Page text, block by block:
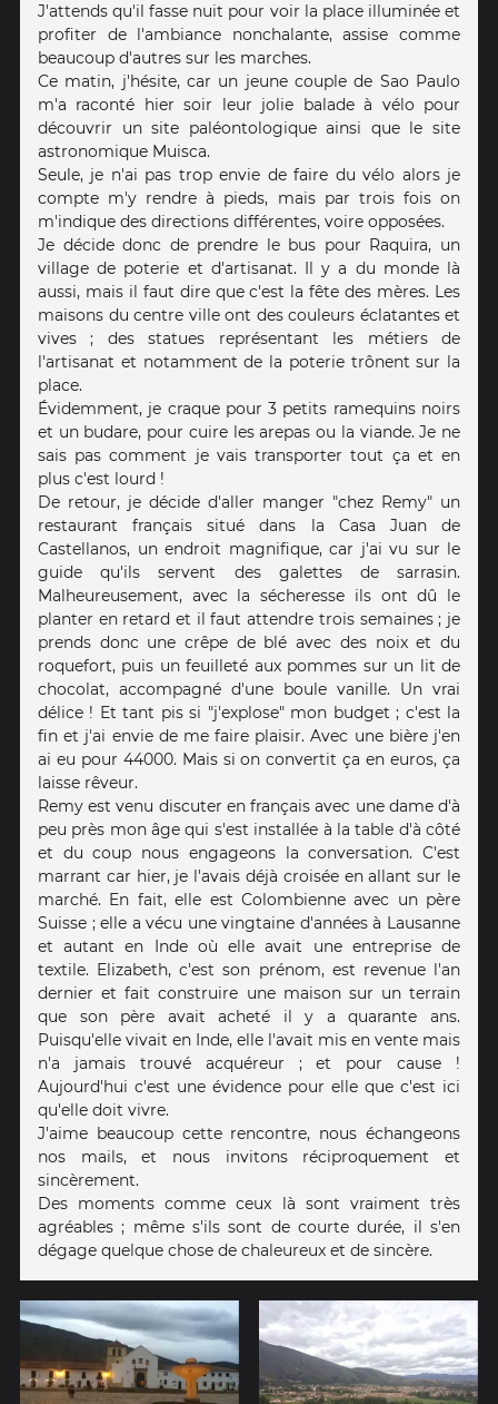
J'attends qu'il fasse nuit pour voir la place illuminée et
profiter de l'ambiance nonchalante, assise comme
beaucoup d'autres sur les marches.
Ce matin, j'hésite, car un jeune couple de Sao Paulo
m'a raconté hier soir leur jolie balade à vélo pour
découvrir un site paléontologique ainsi que le site
astronomique Muisca.
Seule, je n'ai pas trop envie de faire du vélo alors je
compte m'y rendre à pieds, mais par trois fois on
m'indique des directions différentes, voire opposées.
Je décide donc de prendre le bus pour Raquira, un
village de poterie et d'artisanat. Il y a du monde là
aussi, mais il faut dire que c'est la fête des mères. Les
maisons du centre ville ont des couleurs éclatantes et
vives ; des statues représentant les métiers de
l'artisanat et notamment de la poterie trônent sur la
place.
Évidemment, je craque pour 3 petits ramequins noirs
et un budare, pour cuire les arepas ou la viande. Je ne
sais pas comment je vais transporter tout ça et en
plus c'est lourd !
De retour, je décide d'aller manger "chez Remy" un
restaurant français situé dans la Casa Juan de
Castellanos, un endroit magnifique, car j'ai vu sur le
guide qu'ils servent des galettes de sarrasin.
Malheureusement, avec la sécheresse ils ont dû le
planter en retard et il faut attendre trois semaines ; je
prends donc une crêpe de blé avec des noix et du
roquefort, puis un feuilleté aux pommes sur un lit de
chocolat, accompagné d'une boule vanille. Un vrai
délice ! Et tant pis si "j'explose" mon budget ; c'est la
fin et j'ai envie de me faire plaisir. Avec une bière j'en
ai eu pour 44000. Mais si on convertit ça en euros, ça
laisse rêveur.
Remy est venu discuter en français avec une dame d'à
peu près mon âge qui s'est installée à la table d'à côté
et du coup nous engageons la conversation. C'est
marrant car hier, je l'avais déjà croisée en allant sur le
marché. En fait, elle est Colombienne avec un père
Suisse ; elle a vécu une vingtaine d'années à Lausanne
et autant en Inde où elle avait une entreprise de
textile. Elizabeth, c'est son prénom, est revenue l'an
dernier et fait construire une maison sur un terrain
que son père avait acheté il y a quarante ans.
Puisqu'elle vivait en Inde, elle l'avait mis en vente mais
n'a jamais trouvé acquéreur ; et pour cause !
Aujourd'hui c'est une évidence pour elle que c'est ici
qu'elle doit vivre.
J'aime beaucoup cette rencontre, nous échangeons
nos mails, et nous invitons réciproquement et
sincèrement.
Des moments comme ceux là sont vraiment très
agréables ; même s'ils sont de courte durée, il s'en
dégage quelque chose de chaleureux et de sincère.